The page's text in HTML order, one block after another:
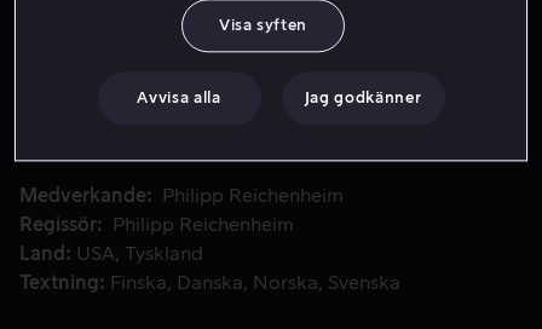
Dinosaur Jr. slog ner som en bomb på indiescenen och
Dinosaur Jr. slog ner som en bomb på indiescenen och
Följ med på en resa genom den dysfunktionella trions
Medverkande
Philipp Reichenheim
Regissör
Philipp Reichenheim
Land
USA
Tyskland
Textning
Finska Danska Norska Svenska
Visa syften
Avvisa alla Jag godkänner